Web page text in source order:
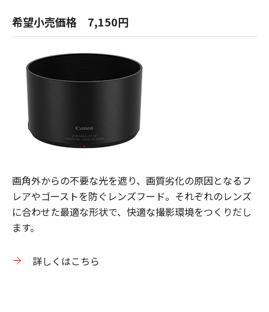
希望小売価格 7,150円
画角外からの不要な光を遮り、画質劣化の原因となるフ
レアやゴーストを防ぐレンズフード。それぞれのレンズ
に合わせた最適な形状で、快適な撮影環境をつくりだし
ます。
詳しくはこちら